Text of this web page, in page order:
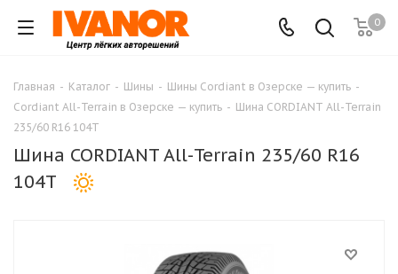
0
Главная - Каталог - Шины - Шины Cordiant в Озерске — купить -
Cordiant All-Terrain в Озерске — купить - Шина CORDIANT All-Terrain
235/60 R16 104T
Шина CORDIANT All-Terrain 235/60 R16
104T